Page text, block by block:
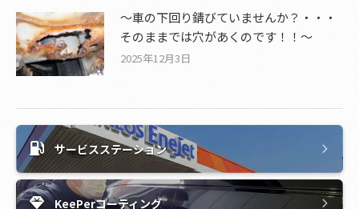
～車の下回り錆びていませんか？・・・
そのままでは穴があくのです！！～
2025年12月3日
サービスステーション
KeePerコーティング